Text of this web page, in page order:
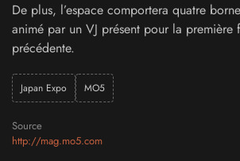
De plus, l’espace comportera quatre
animé par un VJ présent pour la première
précédente.
Japan Expo MO5
Source
http://mag.mo5.com